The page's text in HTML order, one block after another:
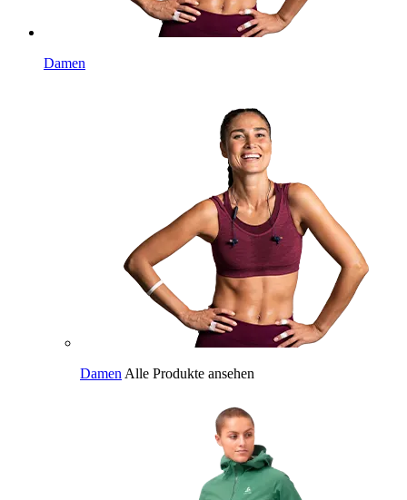
Damen
Damen Alle Produkte ansehen